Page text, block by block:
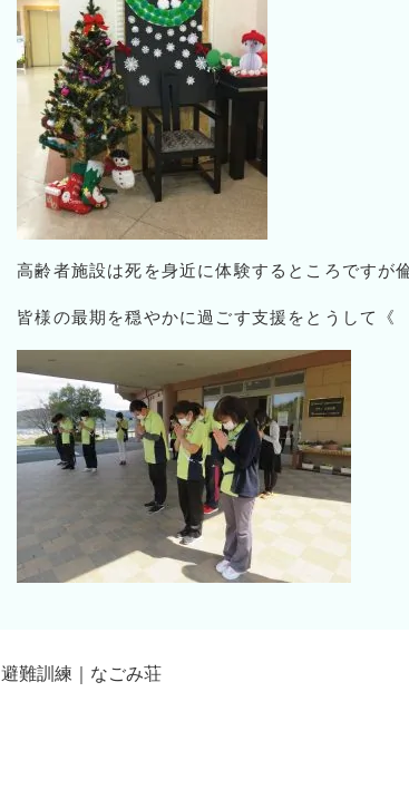
高齢者施設は死を身近に体験するところですが
皆様の最期を穏やかに過ごす支援をとうして
避難訓練｜なごみ荘